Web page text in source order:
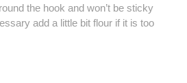
the hook and won’t be sticky
add a little bit flour if it is too